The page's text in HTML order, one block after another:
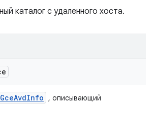
каталог с удаленного хоста.
GceAvdInfo
, описывающий